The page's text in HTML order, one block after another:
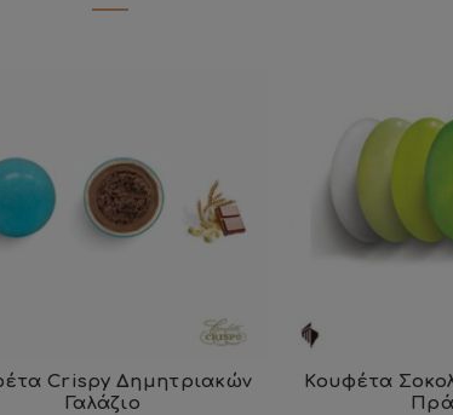
Crispy Δημητριακών
Γαλάζιο
Κουφέτα